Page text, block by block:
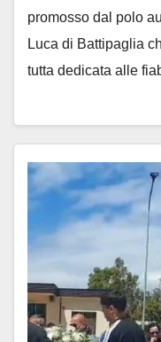
promosso dal polo
Luca di Battipaglia
tutta dedicata alle